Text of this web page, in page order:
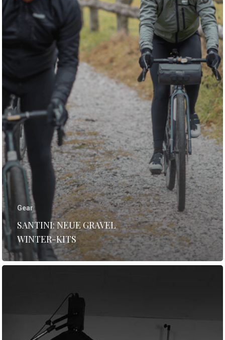
Gear
SANTINI: NEUE GRAVEL
WINTER-KITS
STORIES
GEAR